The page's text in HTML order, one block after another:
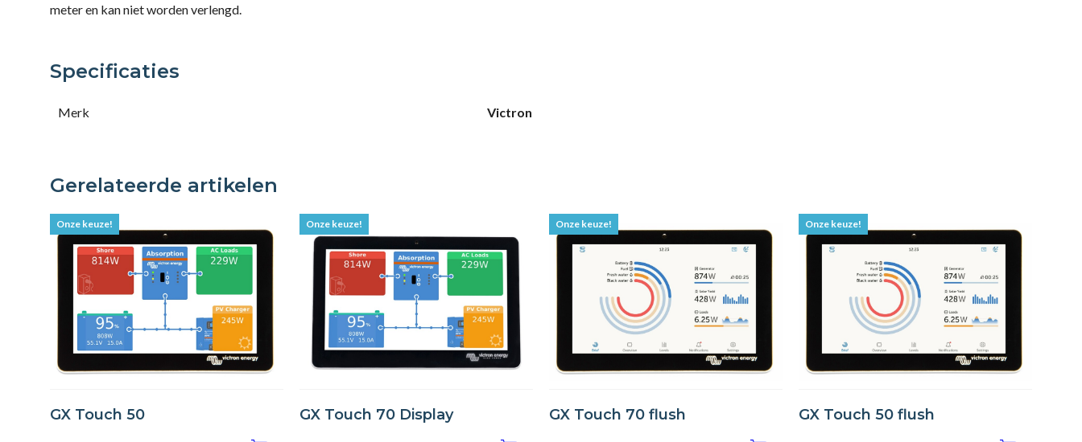
meter en kan niet worden verlengd.
Specificaties
Merk Victron
Gerelateerde artikelen
Onze keuze!
GX Touch 50
Onze keuze!
GX Touch 70 Display
Onze keuze!
GX Touch 70 flush
Onze keuze!
GX Touch 50 flush